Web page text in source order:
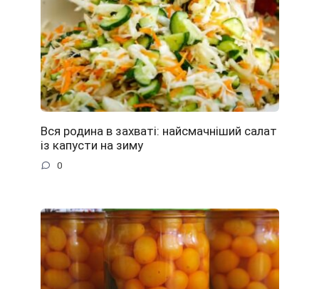
Вся родина в захваті: найсмачніший салат
із капусти на зиму
0